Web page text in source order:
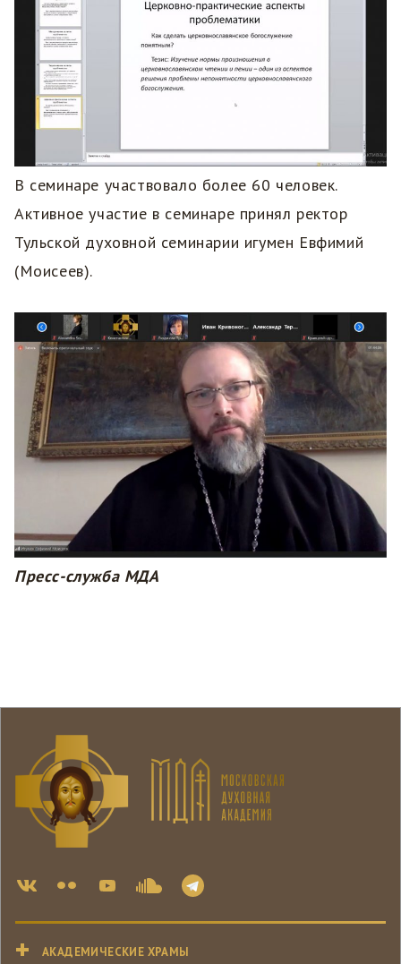
В семинаре участвовало более 60 человек.
Активное участие в семинаре принял ректор
Тульской духовной семинарии игумен Евфимий
(Моисеев).
Пресс-служба МДА
АКАДЕМИЧЕСКИЕ ХРАМЫ